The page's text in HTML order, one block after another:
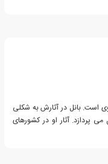
ای فرانسوی است. بانل در آثارش به شکلی
پردازد. آثار او در کشورهای